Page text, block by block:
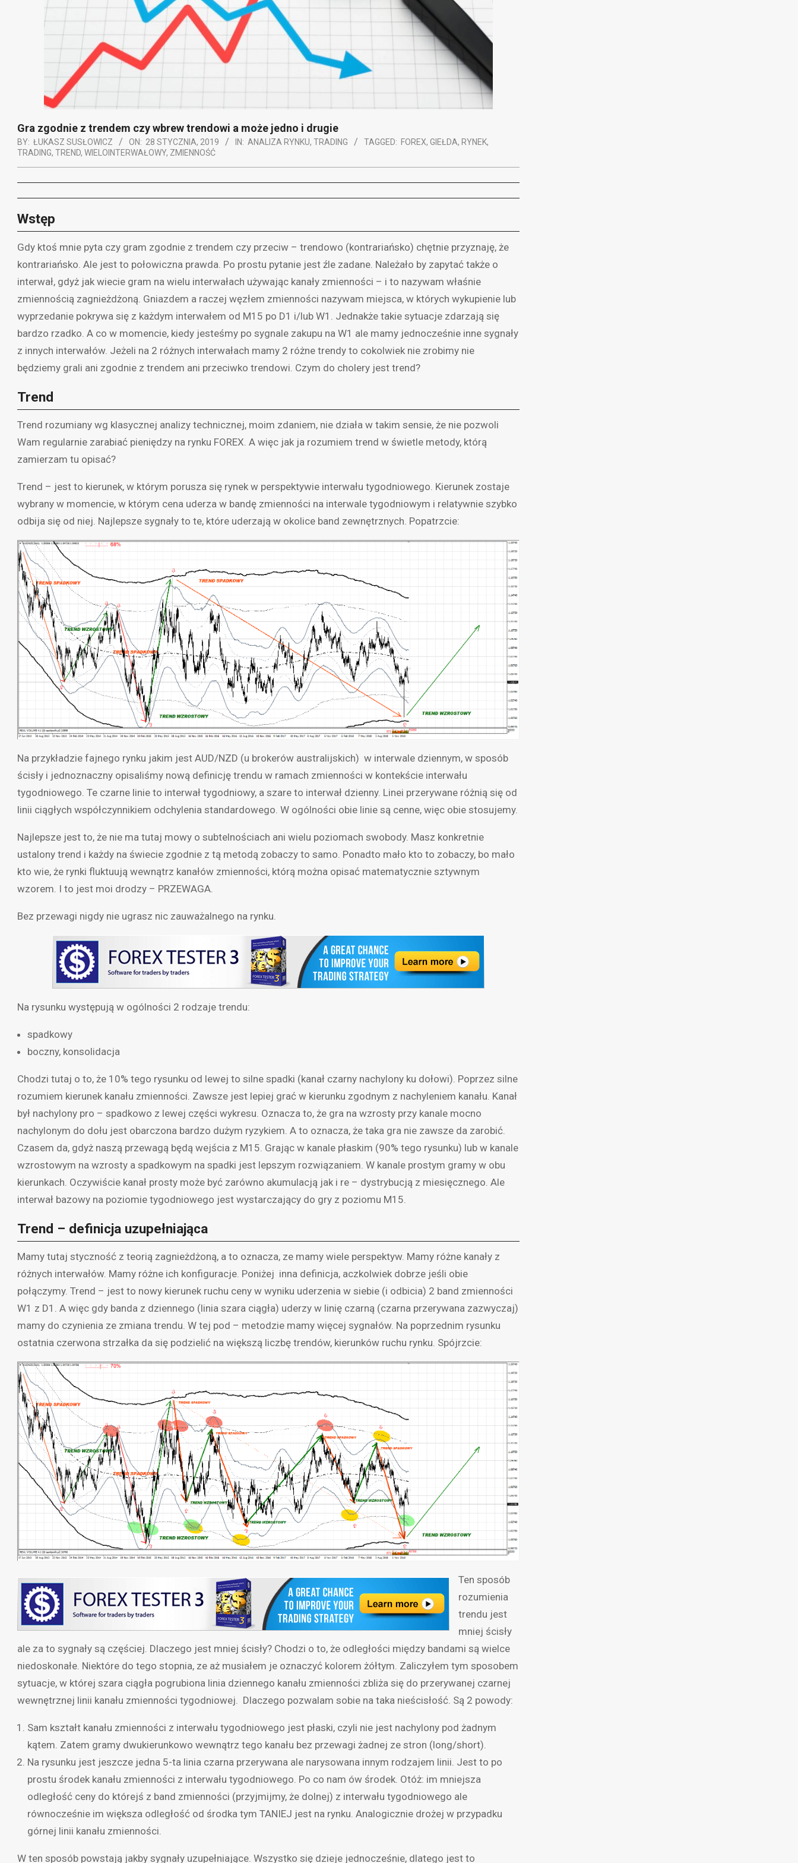
Gra zgodnie z trendem czy wbrew trendowi a może jedno i drugie
BY: ŁUKASZ SUSŁOWICZ ON: 28 STYCZNIA, 2019 IN: ANALIZA RYNKU, TRADING TAGGED: FOREX, GIEŁDA, RYNEK,
TRADING, TREND, WIELOINTERWAŁOWY, ZMIENNOŚĆ
Wstęp
Gdy ktoś mnie pyta czy gram zgodnie z trendem czy przeciw – trendowo (kontrariańsko) chętnie przyznaję, że
kontrariańsko. Ale jest to połowiczna prawda. Po prostu pytanie jest źle zadane. Należało by zapytać także o
interwał, gdyż jak wiecie gram na wielu interwałach używając kanały zmienności – i to nazywam właśnie
zmiennością zagnieżdżoną. Gniazdem a raczej węzłem zmienności nazywam miejsca, w których wykupienie lub
wyprzedanie pokrywa się z każdym interwałem od M15 po D1 i/lub W1. Jednakże takie sytuacje zdarzają się
bardzo rzadko. A co w momencie, kiedy jesteśmy po sygnale zakupu na W1 ale mamy jednocześnie inne sygnały
z innych interwałów. Jeżeli na 2 różnych interwałach mamy 2 różne trendy to cokolwiek nie zrobimy nie
będziemy grali ani zgodnie z trendem ani przeciwko trendowi. Czym do cholery jest trend?
Trend
Trend rozumiany wg klasycznej analizy technicznej, moim zdaniem, nie działa w takim sensie, że nie pozwoli
Wam regularnie zarabiać pieniędzy na rynku FOREX. A więc jak ja rozumiem trend w świetle metody, którą
zamierzam tu opisać?
Trend – jest to kierunek, w którym porusza się rynek w perspektywie interwału tygodniowego. Kierunek zostaje
wybrany w momencie, w którym cena uderza w bandę zmienności na interwale tygodniowym i relatywnie szybko
odbija się od niej. Najlepsze sygnały to te, które uderzają w okolice band zewnętrznych. Popatrzcie:
Na przykładzie fajnego rynku jakim jest AUD/NZD (u brokerów australijskich) w interwale dziennym, w sposób
ścisły i jednoznaczny opisaliśmy nową definicję trendu w ramach zmienności w kontekście interwału
tygodniowego. Te czarne linie to interwał tygodniowy, a szare to interwał dzienny. Linei przerywane różnią się od
linii ciągłych współczynnikiem odchylenia standardowego. W ogólności obie linie są cenne, więc obie stosujemy.
Najlepsze jest to, że nie ma tutaj mowy o subtelnościach ani wielu poziomach swobody. Masz konkretnie
ustalony trend i każdy na świecie zgodnie z tą metodą zobaczy to samo. Ponadto mało kto to zobaczy, bo mało
kto wie, że rynki fluktuują wewnątrz kanałów zmienności, którą można opisać matematycznie sztywnym
wzorem. I to jest moi drodzy – PRZEWAGA.
Bez przewagi nigdy nie ugrasz nic zauważalnego na rynku.
Na rysunku występują w ogólności 2 rodzaje trendu:
spadkowy
boczny, konsolidacja
Chodzi tutaj o to, że 10% tego rysunku od lewej to silne spadki (kanał czarny nachylony ku dołowi). Poprzez silne
rozumiem kierunek kanału zmienności. Zawsze jest lepiej grać w kierunku zgodnym z nachyleniem kanału. Kanał
był nachylony pro – spadkowo z lewej części wykresu. Oznacza to, że gra na wzrosty przy kanale mocno
nachylonym do dołu jest obarczona bardzo dużym ryzykiem. A to oznacza, że taka gra nie zawsze da zarobić.
Czasem da, gdyż naszą przewagą będą wejścia z M15. Grając w kanale płaskim (90% tego rysunku) lub w kanale
wzrostowym na wzrosty a spadkowym na spadki jest lepszym rozwiązaniem. W kanale prostym gramy w obu
kierunkach. Oczywiście kanał prosty może być zarówno akumulacją jak i re – dystrybucją z miesięcznego. Ale
interwał bazowy na poziomie tygodniowego jest wystarczający do gry z poziomu M15.
Trend – definicja uzupełniająca
Mamy tutaj styczność z teorią zagnieżdżoną, a to oznacza, ze mamy wiele perspektyw. Mamy różne kanały z
różnych interwałów. Mamy różne ich konfiguracje. Poniżej inna definicja, aczkolwiek dobrze jeśli obie
połączymy. Trend – jest to nowy kierunek ruchu ceny w wyniku uderzenia w siebie (i odbicia) 2 band zmienności
W1 z D1. A więc gdy banda z dziennego (linia szara ciągła) uderzy w linię czarną (czarna przerywana zazwyczaj)
mamy do czynienia ze zmiana trendu. W tej pod – metodzie mamy więcej sygnałów. Na poprzednim rysunku
ostatnia czerwona strzałka da się podzielić na większą liczbę trendów, kierunków ruchu rynku. Spójrzcie:
Ten sposób
rozumienia
trendu jest
mniej ścisły
ale za to sygnały są częściej. Dlaczego jest mniej ścisły? Chodzi o to, że odległości między bandami są wielce
niedoskonałe. Niektóre do tego stopnia, ze aż musiałem je oznaczyć kolorem żółtym. Zaliczyłem tym sposobem
sytuacje, w której szara ciągła pogrubiona linia dziennego kanału zmienności zbliża się do przerywanej czarnej
wewnętrznej linii kanału zmienności tygodniowej. Dlaczego pozwalam sobie na taka nieścisłość. Są 2 powody:
Sam kształt kanału zmienności z interwału tygodniowego jest płaski, czyli nie jest nachylony pod żadnym
kątem. Zatem gramy dwukierunkowo wewnątrz tego kanału bez przewagi żadnej ze stron (long/short).
Na rysunku jest jeszcze jedna 5-ta linia czarna przerywana ale narysowana innym rodzajem linii. Jest to po
prostu środek kanału zmienności z interwału tygodniowego. Po co nam ów środek. Otóż: im mniejsza
odległość ceny do którejś z band zmienności (przyjmijmy, że dolnej) z interwału tygodniowego ale
równocześnie im większa odległość od środka tym TANIEJ jest na rynku. Analogicznie drożej w przypadku
górnej linii kanału zmienności.
W ten sposób powstają jakby sygnały uzupełniające. Wszystko się dzieje jednocześnie, dlatego jest to